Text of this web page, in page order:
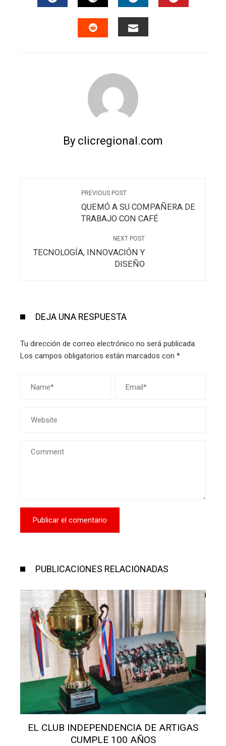
FACEBOOKTWITTERLINKEDIN
By clicregional.com
PREVIOUS POST
QUEMÓ A SU COMPAÑERA DE
TRABAJO CON CAFÉ
NEXT POST
TECNOLOGÍA, INNOVACIÓN Y
DISEÑO
DEJA UNA RESPUESTA
Tu dirección de correo electrónico no será publicada.
Los campos obligatorios están marcados con *
PUBLICACIONES RELACIONADAS
SALÓN SAN MIGUEL: AVANZAN OBRAS Y
BUSCAN FONDOS